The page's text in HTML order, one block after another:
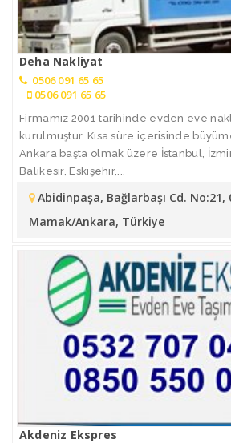
Deha Nakliyat
0506 091 65 65
0506 091 65 65
Firmamız 2001 tarihinde evden eve
kurulmuştur. Kısa süre içerisinde
Ankara başta olmak üzere İstanbul,
Balıkesir, Eskişehir,...
Abidinpaşa, Bağlarbaşı Cd. No:21,
Mamak/Ankara, Türkiye
Akdeniz Ekspres